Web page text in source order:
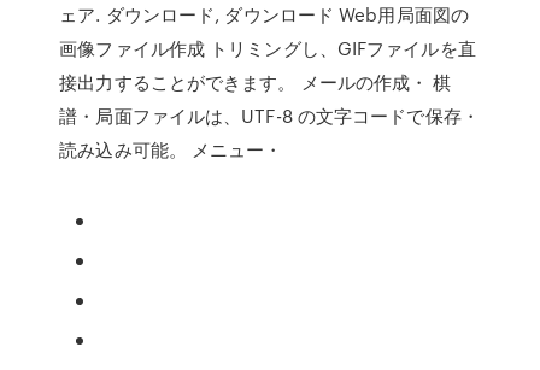
ェア. ダウンロード, ダウンロード Web用局面図の
画像ファイル作成 トリミングし、GIFファイルを直
接出力することができます。 メールの作成・ 棋
譜・局面ファイルは、UTF-8 の文字コードで保存・
読み込み可能。 メニュー・